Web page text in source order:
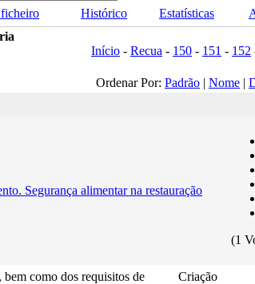
Histórico Estatísticas
Início - Recua - 150 - 151 - 152
Ordenar Por: Padrão | Nome |
Segurança alimentar na restauração
(1
como dos requisitos de
Criação